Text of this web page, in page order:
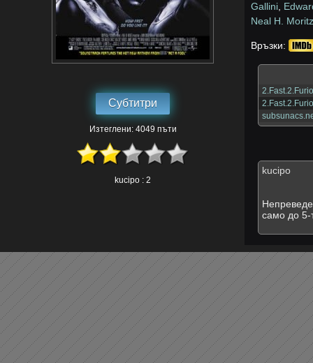
Субтитри
Изтеглени: 4049 пъти
kucipo : 2
Gallini
Neal H.
Връзки:
kucipo
само до